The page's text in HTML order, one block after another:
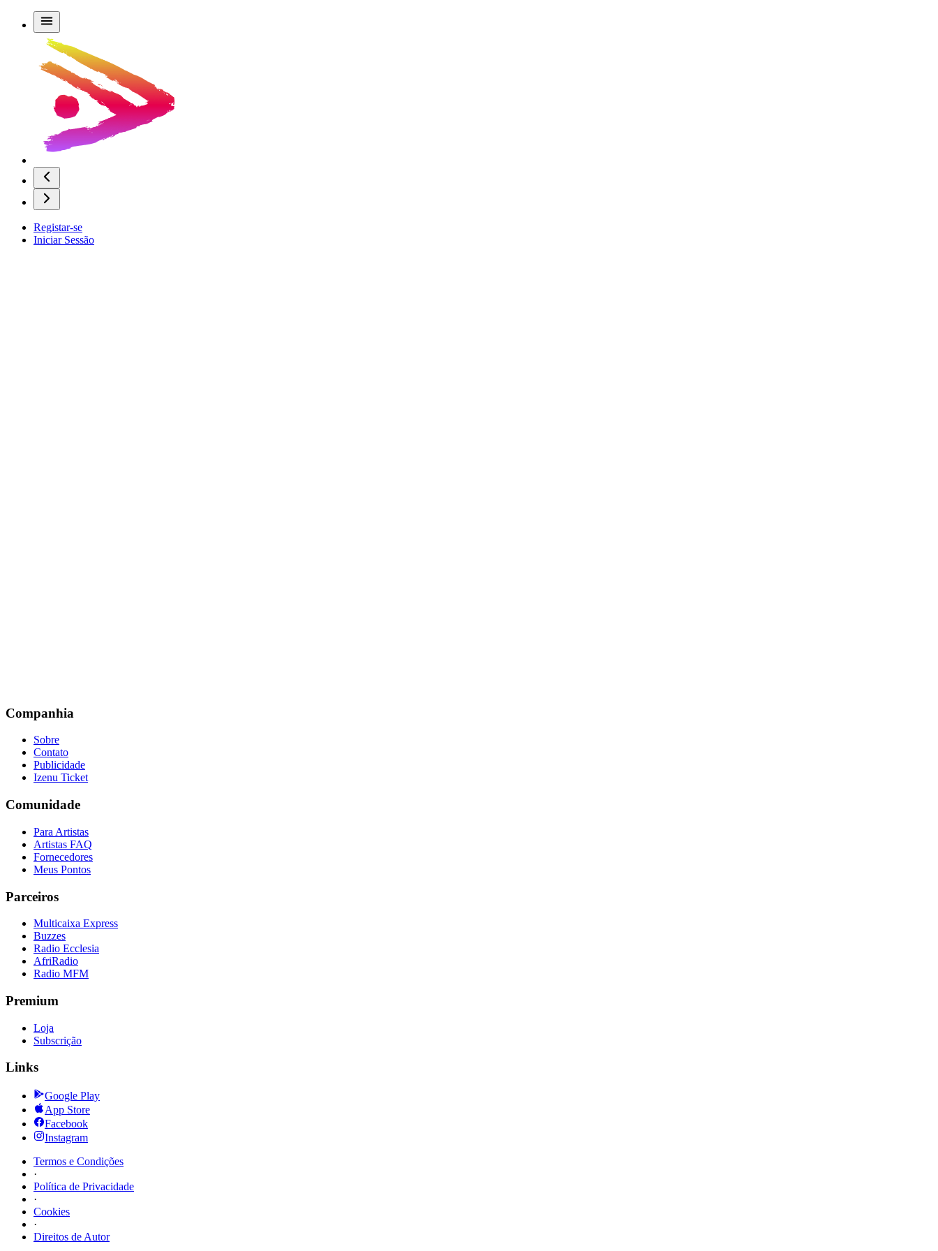
Registar-se
Iniciar Sessão
Companhia
Sobre
Contato
Publicidade
Izenu Ticket
Comunidade
Para Artistas
Artistas FAQ
Fornecedores
Meus Pontos
Parceiros
Multicaixa Express
Buzzes
Radio Ecclesia
AfriRadio
Radio MFM
Premium
Loja
Subscrição
Links
Google Play
App Store
Facebook
Instagram
Termos e Condições
·
Política de Privacidade
·
Cookies
·
Direitos de Autor